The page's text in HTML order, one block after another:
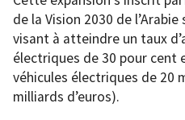
de la Vision 2030 de
visant à atteindre un taux
électriques de 30 pour cent
véhicules électriques de 20
milliards d’euros).